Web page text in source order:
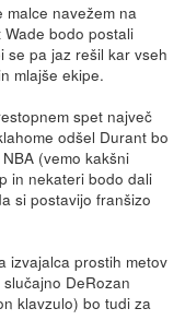
navežem na
bodo postali
se pa jaz rešil kar vseh
mlajše ekipe.
spet največ
odšel Durant bo
(vemo kakšni
in nekateri bodo dali
si postavijo franšizo
izvajalca prostih metov
DeRozan
klavzulo) bo tudi za